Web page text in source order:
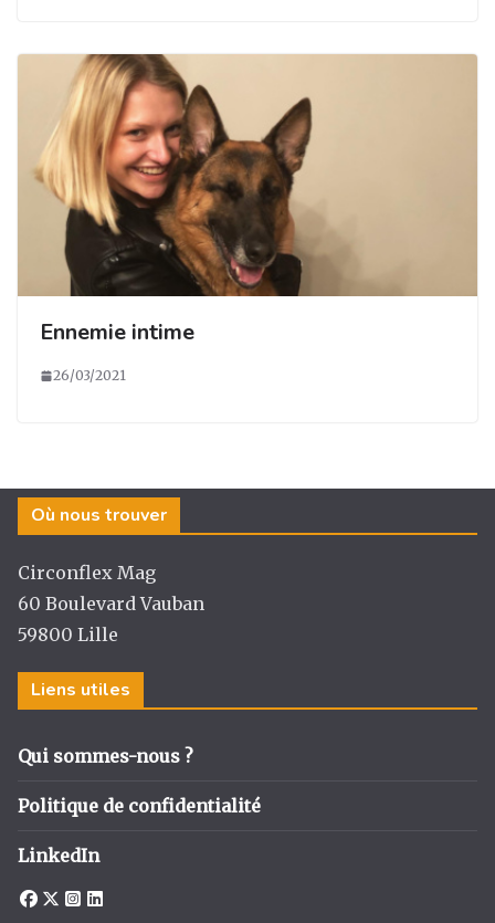
Ennemie intime
26/03/2021
Où nous trouver
Circonflex Mag
60 Boulevard Vauban
59800 Lille
Liens utiles
Qui sommes-nous ?
Politique de confidentialité
LinkedIn